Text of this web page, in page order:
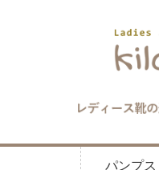
パンプス